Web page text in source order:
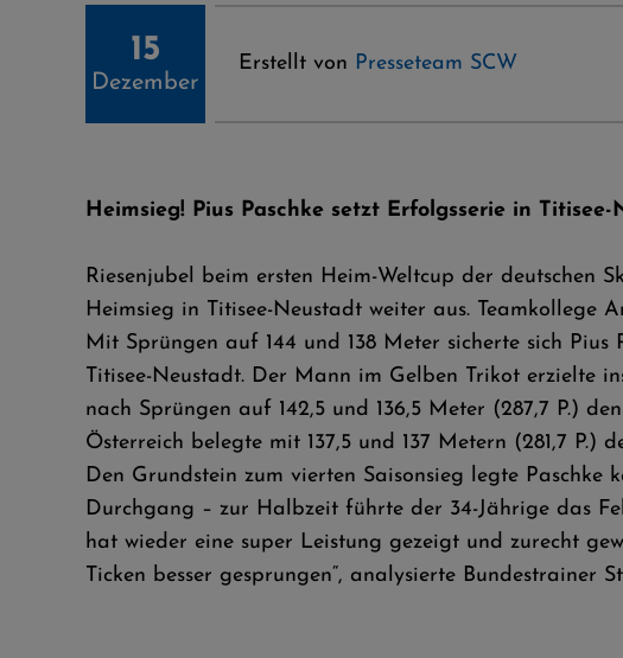
15
Dezember
Erstellt von Presseteam SCW
Heimsieg! Pius Paschke setzt Erfolgsserie in
Riesenjubel beim ersten Heim-Weltcup der deutschen
Heimsieg in Titisee-Neustadt weiter aus. Teamkollege
Mit Sprüngen auf 144 und 138 Meter sicherte sich Pius
Titisee-Neustadt. Der Mann im Gelben Trikot erzielte
nach Sprüngen auf 142,5 und 136,5 Meter (287,7 P.)
Österreich belegte mit 137,5 und 137 Metern (281,7 P.)
Den Grundstein zum vierten Saisonsieg legte
Durchgang – zur Halbzeit führte der 34-Jährige das
hat wieder eine super Leistung gezeigt und zurecht
Ticken besser gesprungen“, analysierte Bundestrainer